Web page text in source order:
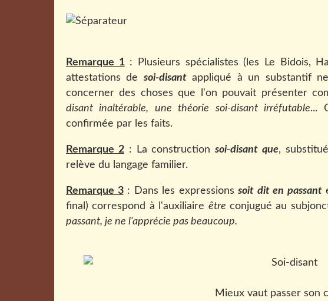
Remarque 1: Plusieurs spécialistes (les Le Bidois,
attestations de soi-disantappliqué à un substantif
concerner des choses que l'on pouvait présenter
disant inaltérable, une théorie soi-disant irréfutable...
confirmée par les faits.
Remarque 2: La constructionsoi-disant que,
relève du langage familier.
Remarque 3: Dans les expressions soit dit en passant
final) correspond à l'auxiliaire être conjugué au
passant, je ne l'apprécie pas beaucoup.
Mieux vaut passer son